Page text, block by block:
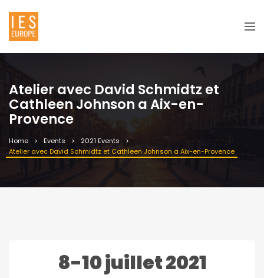
Atelier avec David Schmidtz et
Cathleen Johnson a Aix-en-
Provence
Home Events
2021 Events
Atelier avec David Schmidtz et Cathleen Johnson a Aix-en-Provence
8-10 juillet 2021